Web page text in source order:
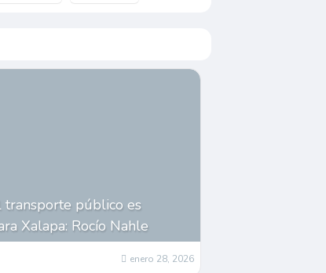
transporte público es
Xalapa: Rocío Nahle
enero 28, 2026